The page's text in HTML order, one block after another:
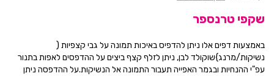
שקפי טרנספר
באמצעות דפים אלו ניתן להדפיס באיכות תמונה על גבי קצפיות (
נשיקות/מרנג}שוקולד לבן, ניתן לזלף קצף ביצים על ההדפסים לאפות בתנור
עפ"י ההנחיות ובגמר האפייה תעבור התמונה אל הנשיקות.על ההדפסה ניתן